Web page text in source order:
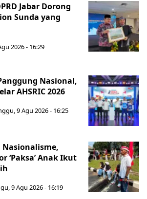
Jabar Dorong
Sunda yang
2026 - 16:29
Nasional,
AHSRIC 2026
9 Agu 2026 - 16:25
Nasionalisme,
‘Paksa’ Anak Ikut
9 Agu 2026 - 16:19